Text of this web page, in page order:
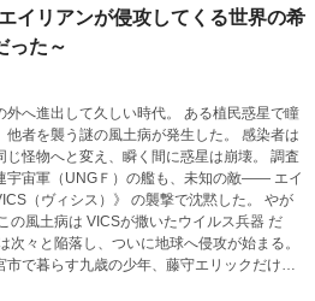
イリアンが侵攻してくる世界の希
った～
外へ進出して久しい時代。 ある植民惑星で瞳
を襲う謎の風土病が発生した。 感染者は
じ怪物へと変え、瞬く間に惑星は崩壊。 調査
宇宙軍（UNGＦ）の艦も、未知の敵―― エイ
（ヴィシス）》 の襲撃で沈黙した。 やが
の風土病は VICSが撒いたウイルス兵器 だ
市で暮らす九歳の少年、藤守エリックだけは
、平和な日常を送っていた。 ──その日